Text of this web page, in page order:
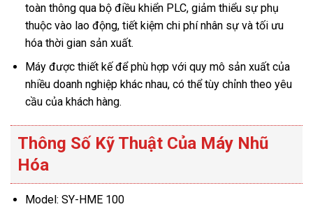
toàn thông qua bộ điều khiển PLC, giảm thiểu sự phụ
thuộc vào lao động, tiết kiệm chi phí nhân sự và tối ưu
hóa thời gian sản xuất.
Máy được thiết kế để phù hợp với quy mô sản xuất của
nhiều doanh nghiệp khác nhau, có thể tùy chỉnh theo yêu
cầu của khách hàng.
Thông Số Kỹ Thuật Của Máy Nhũ
Hóa
Model: SY-HME 100